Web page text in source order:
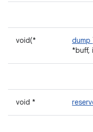
void(* dump
*buff,
void *